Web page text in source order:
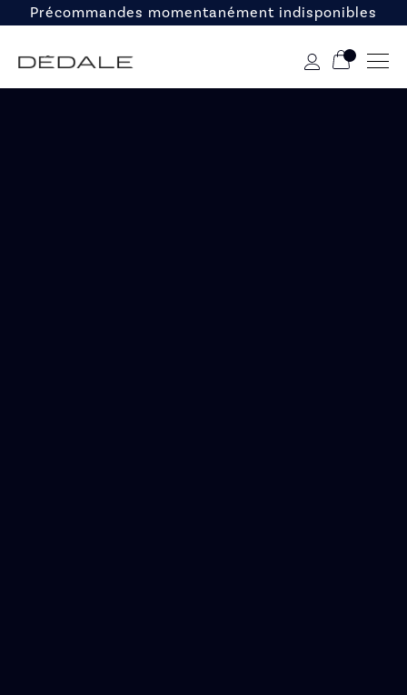
Précommandes momentanément indisponibles